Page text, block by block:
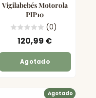
Vigilabebés Motorola
PIP10
(0)
120,99 €
Agotado
Agotado